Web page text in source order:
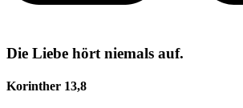
Die Liebe hört niemals auf.
Korinther 13,8